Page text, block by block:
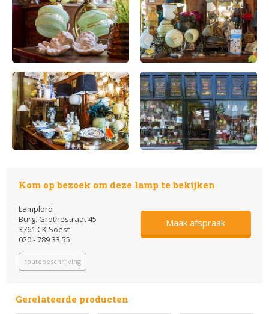
Kom op bezoek om deze lamp te bekijken
Lamplord
Burg. Grothestraat 45
3761 CK Soest
020 - 789 33 55
routebeschrijving
Maak afspraak
Gerelateerde producten